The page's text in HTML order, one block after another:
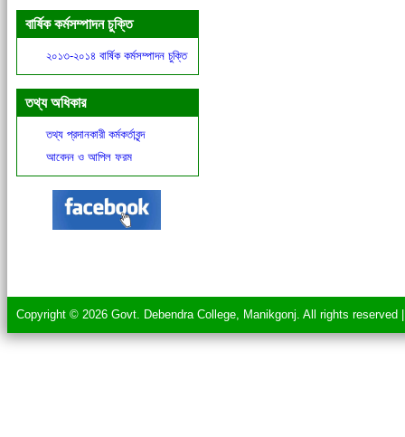
বার্ষিক কর্মসম্পাদন চুক্তি
২০১৩-২০১৪ বার্ষিক কর্মসম্পাদন চুক্তি
তথ্য অধিকার
তথ্য প্রদানকারী কর্মকর্তাবৃন্দ
আবেদন ও আপিল ফরম
Copyright © 2026 Govt. Debendra College, Manikgonj. All rights reserved